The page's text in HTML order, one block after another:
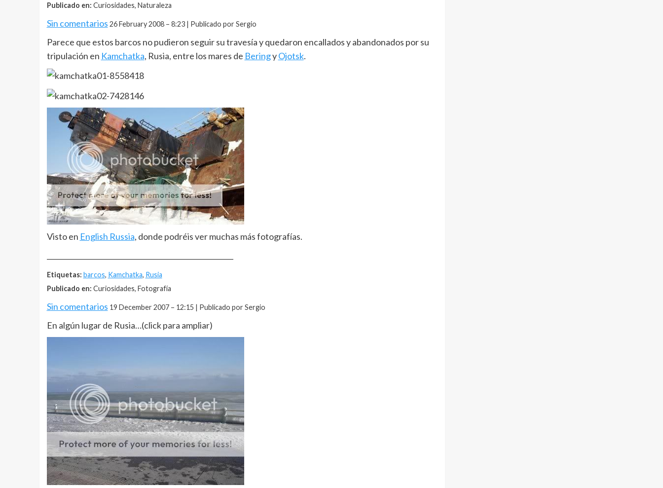
Publicado en: Curiosidades, Naturaleza
Sin comentarios 26 February 2008 – 8:23 | Publicado por Sergio
Parece que estos barcos no pudieron seguir su travesía y quedaron encallados y abandonados por su
tripulación en Kamchatka, Rusia, entre los mares de BeringyOjotsk.
Visto en English Russia, donde podréis ver muchas más fotografías.
Etiquetas: barcos, Kamchatka, Rusia
Publicado en: Curiosidades, Fotografía
Sin comentarios 19 December 2007 – 12:15 | Publicado por Sergio
En algún lugar de Rusia…(click para ampliar)